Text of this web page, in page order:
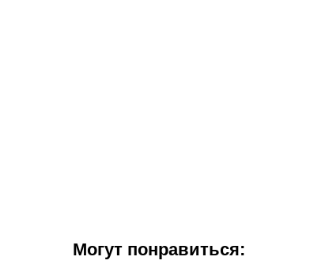
Могут понравиться: